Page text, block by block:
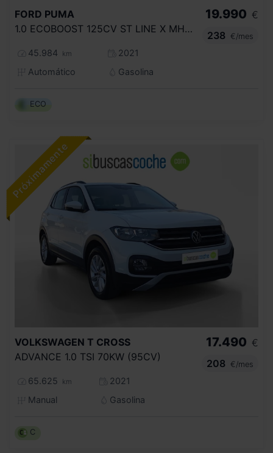
FORD PUMA
1.0 ECOBOOST 125CV ST LINE X MHEV
45.984 km
2021
Automático
Gasolina
19.990 €
238
€/mes
ECO
VOLKSWAGEN T CROSS
ADVANCE 1.0 TSI 70KW (95CV)
65.625 km
2021
Manual
Gasolina
17.490 €
208
€/mes
C